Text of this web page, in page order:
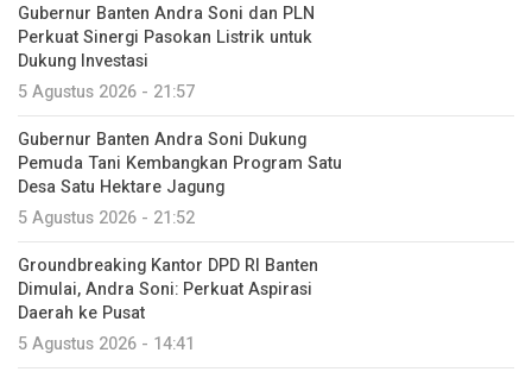
Gubernur Banten Andra Soni dan PLN
Perkuat Sinergi Pasokan Listrik untuk
Dukung Investasi
5 Agustus 2026 - 21:57
Gubernur Banten Andra Soni Dukung
Pemuda Tani Kembangkan Program Satu
Desa Satu Hektare Jagung
5 Agustus 2026 - 21:52
Groundbreaking Kantor DPD RI Banten
Dimulai, Andra Soni: Perkuat Aspirasi
Daerah ke Pusat
5 Agustus 2026 - 14:41